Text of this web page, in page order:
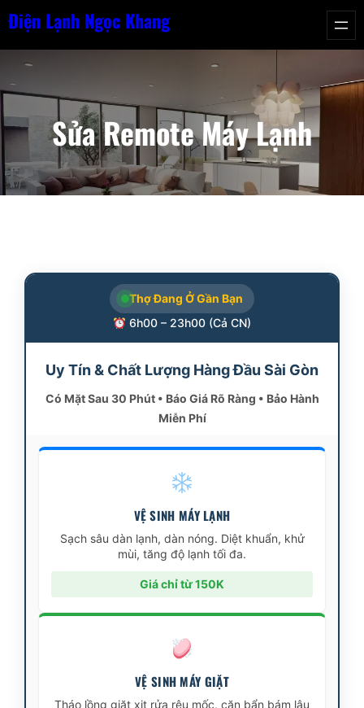
Chuyển
nội
Điện Lạnh Ngọc Khang
Sửa Remote Máy Lạnh
Thợ Đang Ở Gần Bạn
6h00 – 23h00 (Cả CN)
Uy Tín & Chất Lượng Hàng Đầu Sài Gòn
Có Mặt Sau 30 Phút • Báo Giá Rõ Ràng • Bảo Hành
Miễn Phí
VỆ SINH MÁY LẠNH
Sạch sâu dàn lạnh, dàn nóng. Diệt khuẩn, khử
mùi, tăng độ lạnh tối đa.
Giá chỉ từ 150K
VỆ SINH MÁY GIẶT
Tháo lồng giặt xịt rửa rêu mốc, cặn bẩn bám lâu